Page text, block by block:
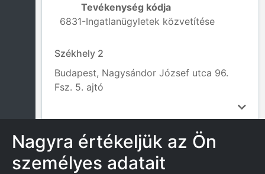
Tevékenység kódja
6831-Ingatlanügyletek közvetítése
Székhely 2
Budapest, Nagysándor József utca 96.
Fsz. 5. ajtó
INFORMÁCIÓK AZ ÁLLAMTÓL
Nagyra értékeljük az Ön
személyes adatait